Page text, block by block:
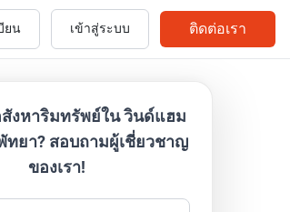
ยน เข้าสู่ระบบ ติดต่อเรา
สังหาริมทรัพย์ใน วินด์แฮม
ทยา? สอบถามผู้เชี่ยวชาญ
ของเรา!